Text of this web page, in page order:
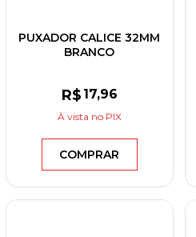
PUXADOR CALICE 32MM
BRANCO
R$ 17,96
À vista no PIX
COMPRAR